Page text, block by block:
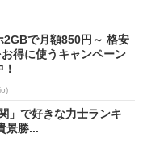
2GBで月額850円～ 格安
得に使うキャンペーン
」で好きな力士ランキ
景勝...